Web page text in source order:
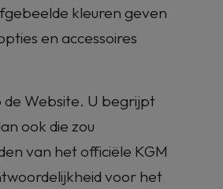
kleuren geven
en accessoires
de Website. U begrijpt
ook die zou
van het officiële KGM
voor het